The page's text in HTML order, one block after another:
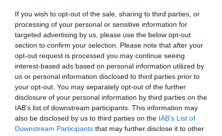
If you wish to opt-out of the sale, sharing to third parties, or
processing of your personal or sensitive information for
targeted advertising by us, please use the below opt-out
section to confirm your selection. Please note that after your
opt-out request is processed you may continue seeing
interest-based ads based on personal information utilized by
us or personal information disclosed to third parties prior to
your opt-out. You may separately opt-out of the further
disclosure of your personal information by third parties on the
IAB’s list of downstream participants. This information may
also be disclosed by us to third parties on the IAB’s List of
Downstream Participants that may further disclose it to other
Alliance (EPHA). En ella, Pepiol ha estado con
el actual comisario de Salud de la UE, Tonio
Borg, y con el candidato a sustituirle, Vytenis
Andriukaitis.
La CEU-UCH presenta en el COF de
Valencia los nuevos Grados en
Nutrición y en Óptica para
profesionales
Noticias y novedades
Redacción
09/07/2014
La Universidad CEU Cardenal Herrera ha
presentado en el Colegio de Farmacéuticos